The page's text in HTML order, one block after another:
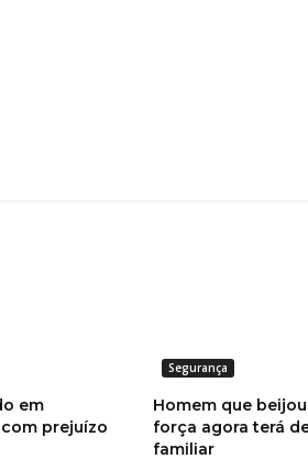
em
prejuízo
Segurança
Homem que
força agora terá
familiar